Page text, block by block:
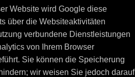
Website wird Google diese
über die Websiteaktivitäten
verbundene Dienstleistungen
von Ihrem Browser
Sie können die Speicherung
wir weisen Sie jedoch darauf